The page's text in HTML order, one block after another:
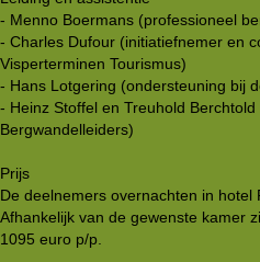
- Menno Boermans (professioneel
- Charles Dufour (initiatiefnemer en
Visperterminen Tourismus)
- Hans Lotgering (ondersteuning bij
- Heinz Stoffel en Treuhold
Bergwandelleiders)
Prijs
De deelnemers overnachten in hotel
Afhankelijk van de gewenste kamer
1095 euro p/p.